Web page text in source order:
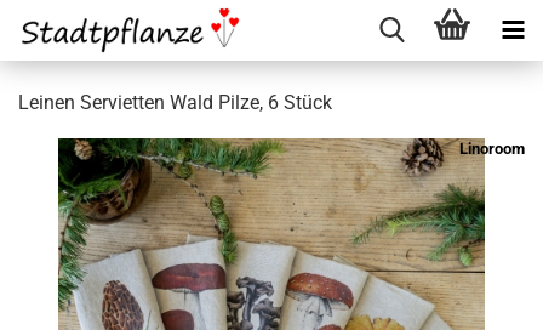
Leinen Servietten Wald Pilze, 6 Stück
Linoroom